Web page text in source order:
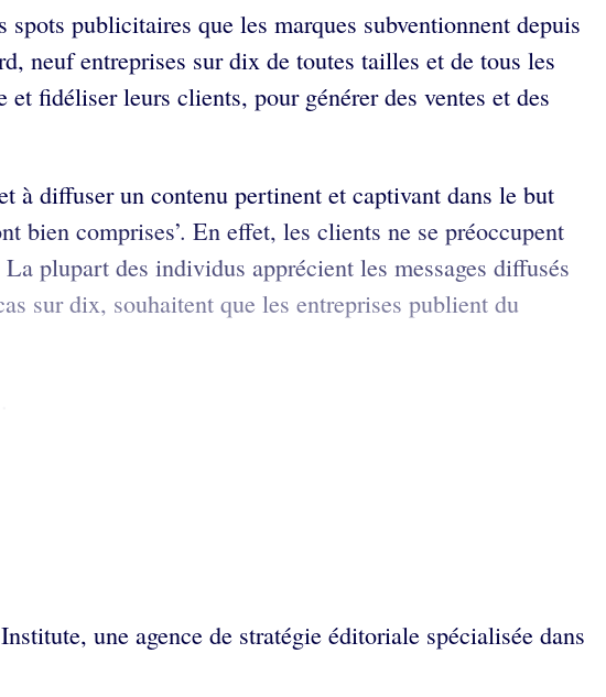
publicitaires que les marques subventionnent depuis
neuf entreprises sur dix de toutes tailles et de tous les
fidéliser leurs clients, pour générer des ventes et des
à diffuser un contenu pertinent et captivant dans le but
bien comprises’. En effet, les clients ne se préoccupent
plupart des individus apprécient les messages diffusés
sur dix, souhaitent que les entreprises publient du
une agence de stratégie éditoriale spécialisée dans